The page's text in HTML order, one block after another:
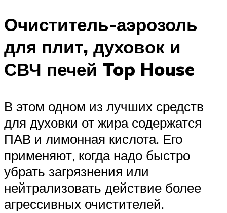
Очиститель-аэрозоль
для плит, духовок и
СВЧ печей Top House
В этом одном из лучших средств
для духовки от жира содержатся
ПАВ и лимонная кислота. Его
применяют, когда надо быстро
убрать загрязнения или
нейтрализовать действие более
агрессивных очистителей.